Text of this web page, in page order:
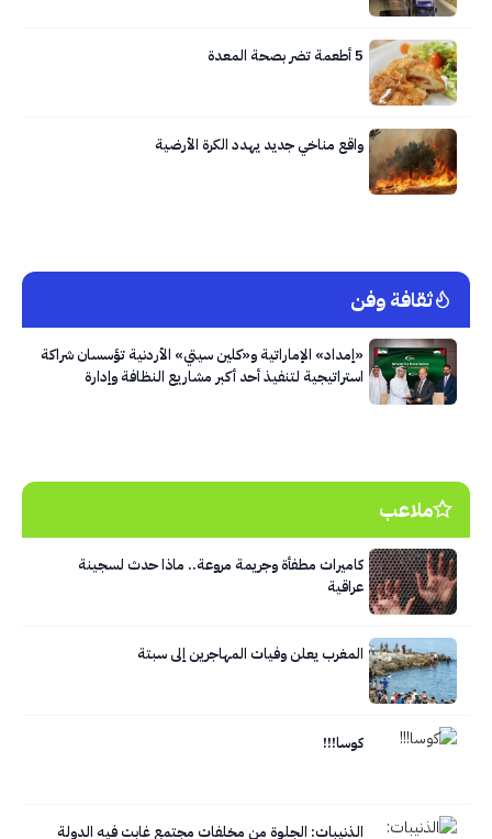
5 أطعمة تضر بصحة المعدة
واقع مناخي جديد يهدد الكرة الأرضية
ثقافة وفن
«إمداد» الإماراتية و«كلين سيتي» الأردنية تؤسسان شراكة
استراتيجية لتنفيذ أحد أكبر مشاريع النظافة وإدارة
ملاعب
كاميرات مطفأة وجريمة مروعة.. ماذا حدث لسجينة
عراقية
المغرب يعلن وفيات المهاجرين إلى سبتة
كوسا!!!
الذنيبات: الجلوة من مخلفات مجتمع غابت فيه الدولة